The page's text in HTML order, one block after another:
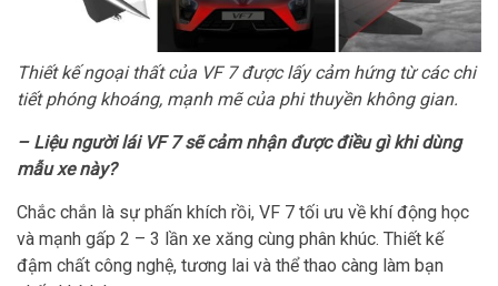
Thiết kế ngoại thất của VF 7 được lấy cảm hứng từ các chi
tiết phóng khoáng, mạnh mẽ của phi thuyền không gian.
– Liệu người lái VF 7 sẽ cảm nhận được điều gì khi dùng
mẫu xe này?
Chắc chắn là sự phấn khích rồi, VF 7 tối ưu về khí động học
và mạnh gấp 2 – 3 lần xe xăng cùng phân khúc. Thiết kế
đậm chất công nghệ, tương lai và thể thao càng làm bạn